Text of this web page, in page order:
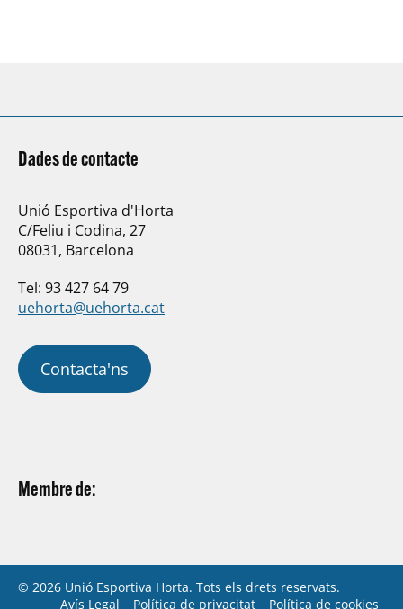
Dades de contacte
Unió Esportiva d'Horta
C/Feliu i Codina, 27
08031, Barcelona
Tel: 93 427 64 79
uehorta@uehorta.cat
Contacta'ns
Membre de:
© 2026 Unió Esportiva Horta. Tots els drets reservats.
Avís Legal
Política de privacitat Política de cookies